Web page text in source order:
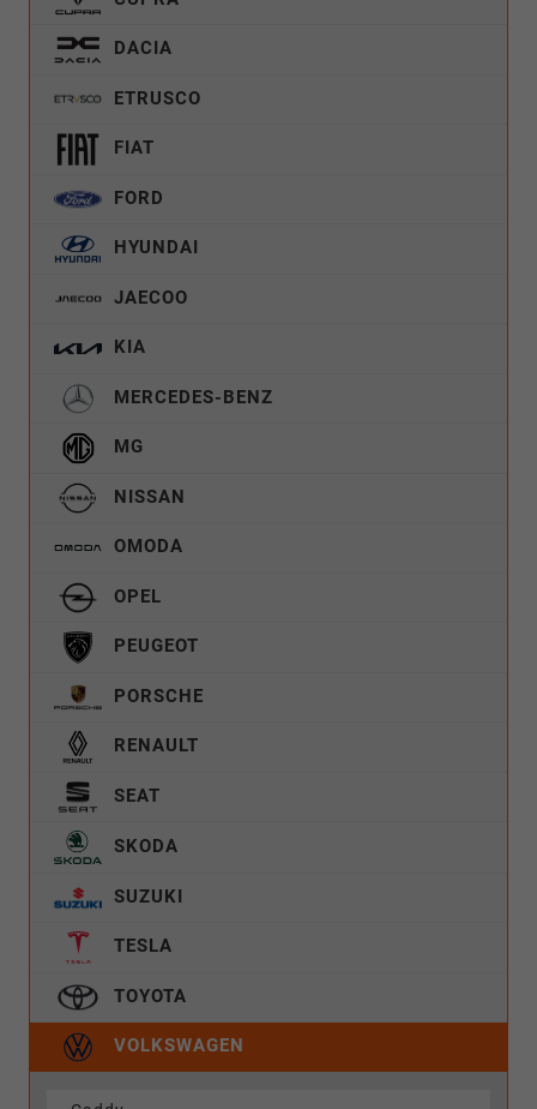
DACIA
ETRUSCO
FIAT
FORD
HYUNDAI
JAECOO
KIA
MERCEDES-BENZ
MG
NISSAN
OMODA
OPEL
PEUGEOT
PORSCHE
RENAULT
SEAT
SKODA
SUZUKI
TESLA
TOYOTA
VOLKSWAGEN